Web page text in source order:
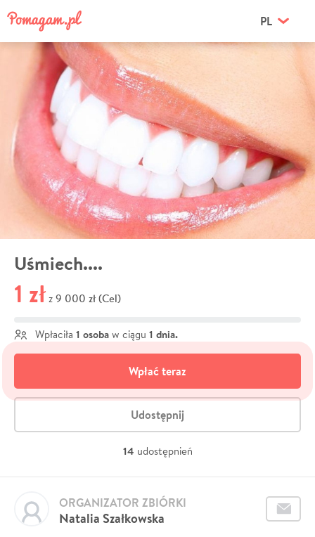
PL
Uśmiech....
1 zł z 9 000 zł (Cel)
Wpłaciła 1 osoba w ciągu 1 dnia.
Wpłać teraz
Udostępnij
14 udostępnień
Natalia Szałkowska
ORGANIZATOR ZBIÓRKI